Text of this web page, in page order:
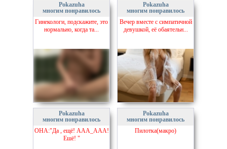
Pokazuha
многим понравилось
Гинекологи, подскажите, это
нормально, когда та...
Pokazuha
многим понравилось
Вечер вместе с симпатичной
девушкой, её обаятельн...
Pokazuha
многим понравилось
ОНА:"Да , ещё! ААА_ААА!
Ешё! "
Pokazuha
многим понравилось
Пилотка(макро)